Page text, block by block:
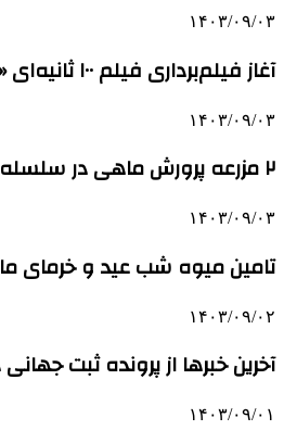
۱۴۰۳/۰۹/۰۳
آغاز فیلم‌برداری فیلم ۱۰۰ ثانیه‌ای «اسکار» در لرستان
۱۴۰۳/۰۹/۰۳
۲ مزرعه پرورش ماهی در سلسله در حال ساخت است
۱۴۰۳/۰۹/۰۳
تامین میوه شب عید و خرمای
۱۴۰۳/۰۹/۰۲
آخرین خبرها از پرونده ثبت جهانی
۱۴۰۳/۰۹/۰۱